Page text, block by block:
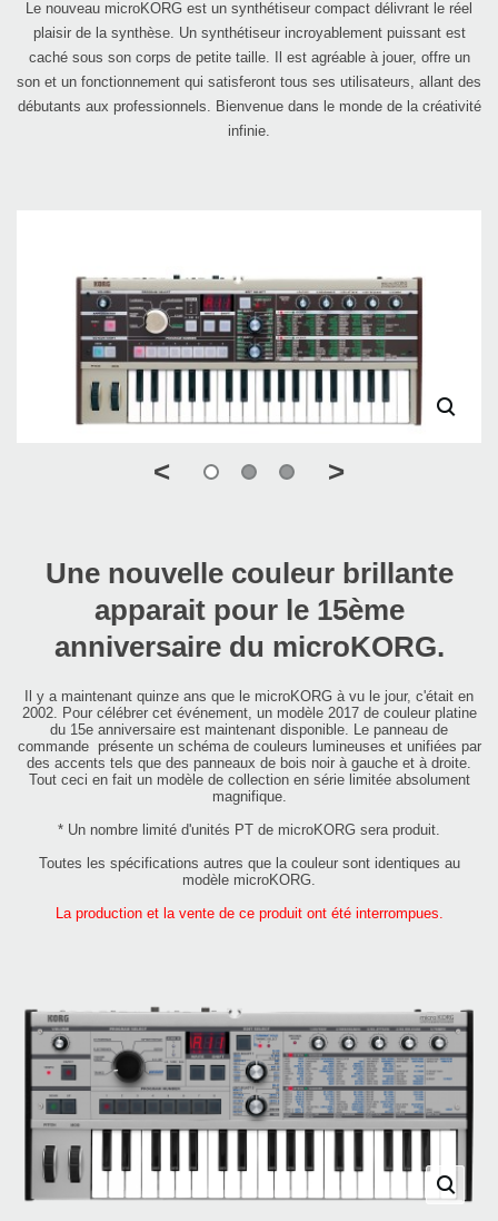
Le nouveau microKORG est un synthétiseur compact délivrant le réel
plaisir de la synthèse. Un synthétiseur incroyablement puissant est
caché sous son corps de petite taille. Il est agréable à jouer, offre un
son et un fonctionnement qui satisferont tous ses utilisateurs, allant des
débutants aux professionnels. Bienvenue dans le monde de la créativité
infinie.
< >
Une nouvelle couleur brillante
apparait pour le 15ème
anniversaire du microKORG.
Il y a maintenant quinze ans que le microKORG à vu le jour, c'était en
2002. Pour célébrer cet événement, un modèle 2017 de couleur platine
du 15e anniversaire est maintenant disponible. Le panneau de
commande présente un schéma de couleurs lumineuses et unifiées par
des accents tels que des panneaux de bois noir à gauche et à droite.
Tout ceci en fait un modèle de collection en série limitée absolument
magnifique.
* Un nombre limité d'unités PT de microKORG sera produit.
Toutes les spécifications autres que la couleur sont identiques au
modèle microKORG.
La production et la vente de ce produit ont été interrompues.